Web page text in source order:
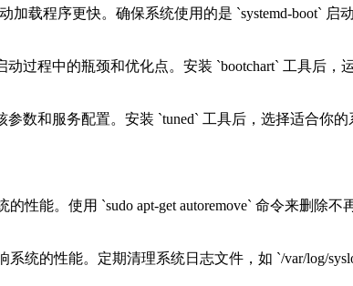
加载程序更快。确保系统使用的是 `systemd-boot`
过程中的瓶颈和优化点。安装 `bootchart` 工具后，
数和服务配置。安装 `tuned` 工具后，选择适合你
能。使用 `sudo apt-get autoremove` 命令来删除不
的性能。定期清理系统日志文件，如 `/var/log/